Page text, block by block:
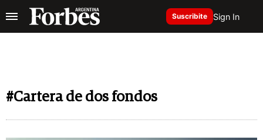
Suscribite Sign In
#Cartera de dos fondos